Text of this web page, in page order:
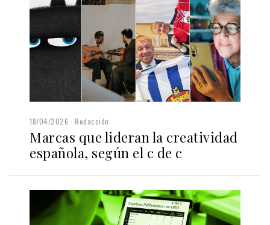
18/04/2026 Redacción
Marcas que lideran la creatividad
española, según el c de c